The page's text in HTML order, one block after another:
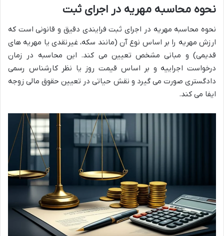
نحوه محاسبه مهریه در اجرای ثبت
نحوه محاسبه مهریه در اجرای ثبت فرایندی دقیق و قانونی است که
ارزش مهریه را بر اساس نوع آن (مانند سکه، غیرنقدی یا مهریه های
قدیمی) و مبانی مشخص تعیین می کند. این محاسبه در زمان
درخواست اجراییه و بر اساس قیمت روز یا نظر کارشناس رسمی
دادگستری صورت می گیرد و نقش حیاتی در تعیین حقوق مالی زوجه
ایفا می کند.